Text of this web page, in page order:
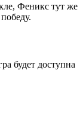
Феникс тут же
будет доступна